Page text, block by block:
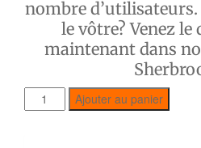
nombre d’utilisateurs.
le vôtre? Venez le
maintenant dans
Ajouter au panier